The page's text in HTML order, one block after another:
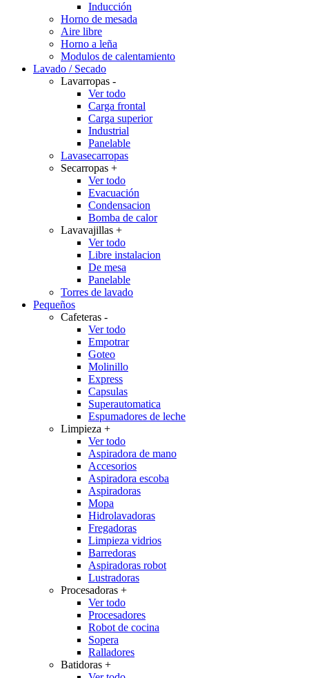
Inducción
Horno de mesada
Aire libre
Horno a leña
Modulos de calentamiento
Lavado / Secado
Lavarropas -
Ver todo
Carga frontal
Carga superior
Industrial
Panelable
Lavasecarropas
Secarropas +
Ver todo
Evacuación
Condensacion
Bomba de calor
Lavavajillas +
Ver todo
Libre instalacion
De mesa
Panelable
Torres de lavado
Pequeños
Cafeteras -
Ver todo
Empotrar
Goteo
Molinillo
Express
Capsulas
Superautomatica
Espumadores de leche
Limpieza +
Ver todo
Aspiradora de mano
Accesorios
Aspiradora escoba
Aspiradoras
Mopa
Hidrolavadoras
Fregadoras
Limpieza vidrios
Barredoras
Aspiradoras robot
Lustradoras
Procesadoras +
Ver todo
Procesadores
Robot de cocina
Sopera
Ralladores
Batidoras +